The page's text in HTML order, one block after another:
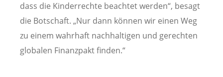
dass die Kinderrechte beachtet werden“, besagt
die Botschaft. „Nur dann können wir einen Weg
zu einem wahrhaft nachhaltigen und gerechten
globalen Finanzpakt finden.“